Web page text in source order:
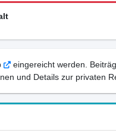
eingereicht werden.
und Details zur privaten